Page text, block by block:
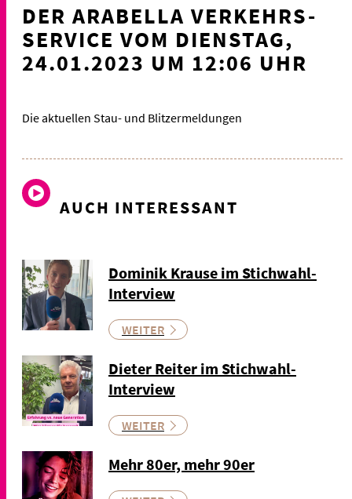
DER ARABELLA VERKEHRS-
SERVICE VOM DIENSTAG,
24.01.2023 UM 12:06 UHR
Die aktuellen Stau- und Blitzermeldungen
AUCH INTERESSANT
Dominik Krause im Stichwahl-
Interview
WEITER
Dieter Reiter im Stichwahl-
Interview
WEITER
Mehr 80er, mehr 90er